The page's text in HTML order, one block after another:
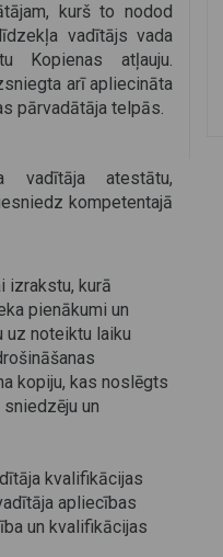
kurš to nodod
vadītājs vada
Kopienas atļauju.
arī apliecināta
pārvadātāja telpās.
vadītāja atestātu,
kompetentajā
izrakstu, kurā
pienākumi un
uz noteiktu laiku
kopiju, kas noslēgts
un
kvalifikācijas
apliecības
un kvalifikācijas